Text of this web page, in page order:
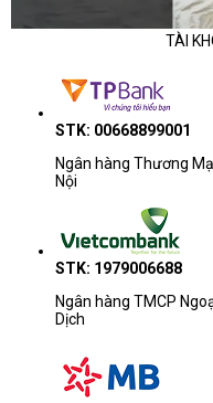
TÀI
STK: 00668899001
Ngân hàng Thương
Nội
STK: 1979006688
Ngân hàng TMCP
Dịch